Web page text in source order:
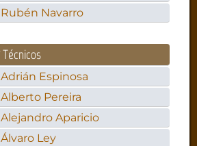
Rubén Navarro
Técnicos
Adrián Espinosa
Alberto Pereira
Alejandro Aparicio
Álvaro Ley